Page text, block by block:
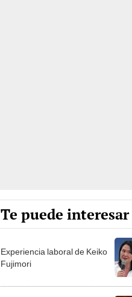
Te puede interesar
Fujimori